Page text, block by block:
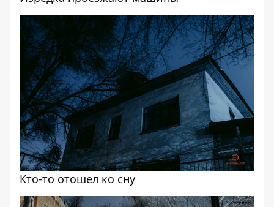
Кто-то отошел ко сну